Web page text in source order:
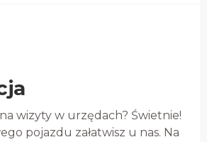
wizyty w urzędach? Świetnie!
pojazdu załatwisz u nas. Na